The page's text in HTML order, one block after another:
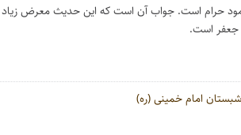
حرام است. جواب آن است که این حدیث معرض زیاد
جعفر است.
امام خمینی (ره)